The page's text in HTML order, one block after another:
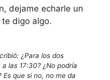
dejame echarle un
digo algo.
¿Para los dos
las 17:30? ¿No podría
que si no, no me da